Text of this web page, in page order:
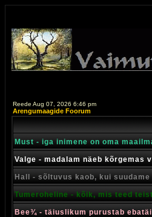
Reede Aug 07, 2026 6:46 pm
Arengumaagide Foorum
Must - iga inimene on oma
Valge - madalam näeb kõrgemas
Hall - sõltuvus kaob, kui
Tumeroheline - kõik, mis teed
Bee¾ - täiuslikum purustab